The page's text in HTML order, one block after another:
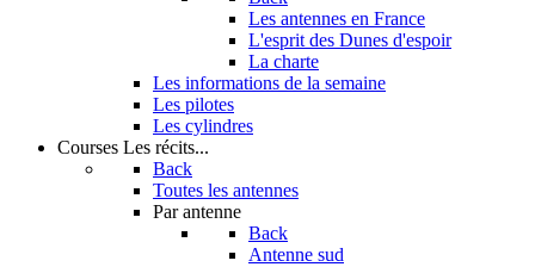
Les antennes en France
L'esprit des Dunes d'espoir
La charte
Les informations de la semaine
Les pilotes
Les cylindres
Courses Les récits...
Back
Toutes les antennes
Par antenne
Back
Antenne sud